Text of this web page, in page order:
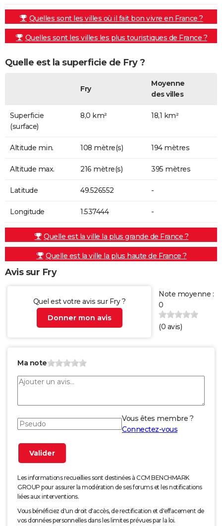
Quelles sont les villes où il fait bon vivre en France ?
Quelles sont les villes les plus touristiques de France ?
Quelle est la superficie de Fry ?
Fry
Moyenne
des villes
Superficie
(surface)
8,0 km² 18,1 km²
Altitude min. 108 mètre(s) 194 mètres
Altitude max. 216 mètre(s) 395 mètres
Latitude 49.526552 -
Longitude 1.537444 -
Quelle est la ville la plus grande de France ?
Quelle est la ville la plus haute de France ?
Avis sur Fry
Quel est votre avis sur Fry ?
Donner mon avis
Note moyenne :
0
(0 avis)
Ma note
Vous êtes membre ?
Connectez-vous
Les informations recueillies sont destinées à CCM BENCHMARK
GROUP pour assurer la modération de ses forums et les notifications
liées aux interventions.
Vous bénéficiez d'un droit d'accès, de rectification et d'effacement de
vos données personnelles dans les limites prévues par la loi.